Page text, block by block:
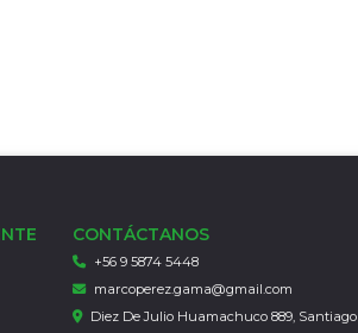
CONTÁCTANOS
+56 9 5874 5448
marcoperez.gama@gmail.com
Diez De Julio Huamachuco 889, Santiago